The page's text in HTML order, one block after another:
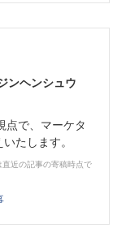
ンヘンシュウ
点で、マーケタ
たします。
近の記事の寄稿時点で